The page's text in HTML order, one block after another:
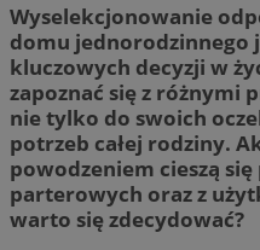
Wyselekcjonowanie
domu jednorodzinnego
kluczowych decyzji w
zapoznać się z różnymi
nie tylko do swoich
potrzeb całej rodziny.
powodzeniem cieszą
parterowych oraz z
warto się zdecydować?